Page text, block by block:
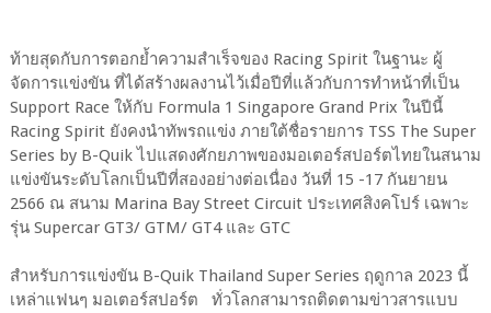
ท้ายสุดกับการตอกย้ำความสำเร็จของ Racing Spirit ในฐานะ ผู้
จัดการแข่งขัน ที่ได้สร้างผลงานไว้เมื่อปีที่แล้วกับการทำหน้าที่เป็น
Support Race ให้กับ Formula 1 Singapore Grand Prix ในปีนี้
Racing Spirit ยังคงนำทัพรถแข่ง ภายใต้ชื่อรายการ TSS The Super
Series by B-Quik ไปแสดงศักยภาพของมอเตอร์สปอร์ตไทยในสนาม
แข่งขันระดับโลกเป็นปีที่สองอย่างต่อเนื่อง วันที่ 15 -17 กันยายน
2566 ณ สนาม Marina Bay Street Circuit ประเทศสิงคโปร์ เฉพาะ
รุ่น Supercar GT3/ GTM/ GT4 และ GTC
สำหรับการแข่งขัน B-Quik Thailand Super Series ฤดูกาล 2023 นี้
เหล่าแฟนๆ มอเตอร์สปอร์ต ทั่วโลกสามารถติดตามข่าวสารแบบ